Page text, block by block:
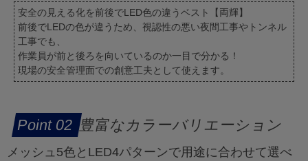
安全の見える化を前後でLED色の違うベスト【両輝】
前後でLEDの色が違うため、視認性の悪い夜間工事やトンネル
工事でも、
作業員が前と後ろを向いているのか一目で分かる！
現場の安全管理面での創意工夫として使えます。
豊富なカラーバリエーション
メッシュ5色とLED4パターンで用途に合わせて選べ